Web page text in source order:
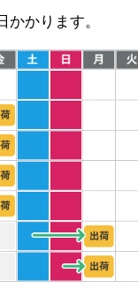
かります。